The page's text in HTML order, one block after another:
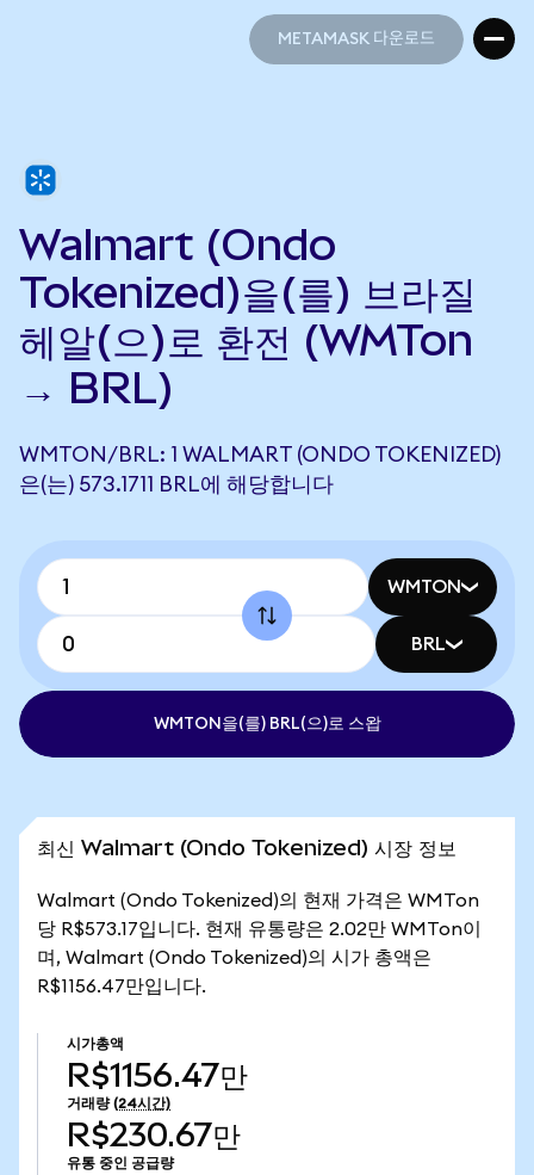
METAMASK 다운로드
Walmart (Ondo
Tokenized)을(를) 브라질
헤알(으)로 환전 (WMTon
→ BRL)
WMTON/BRL: 1 WALMART (ONDO TOKENIZED)
은(는) 573.1711 BRL에 해당합니다
WMTON
BRL
WMTON을(를) BRL(으)로 스왑
최신 Walmart (Ondo Tokenized) 시장 정보
Walmart (Ondo Tokenized)의 현재 가격은 WMTon
당 R$573.17입니다. 현재 유통량은 2.02만 WMTon이
며, Walmart (Ondo Tokenized)의 시가 총액은
R$1156.47만입니다.
시가총액
R$1156.47만
거래량 (24시간)
R$230.67만
유통 중인 공급량